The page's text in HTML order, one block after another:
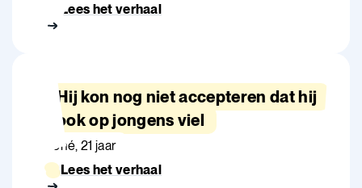
Lees het verhaal
Hij kon nog niet accepteren dat hij
ook op jongens viel
René, 21 jaar
Lees het verhaal